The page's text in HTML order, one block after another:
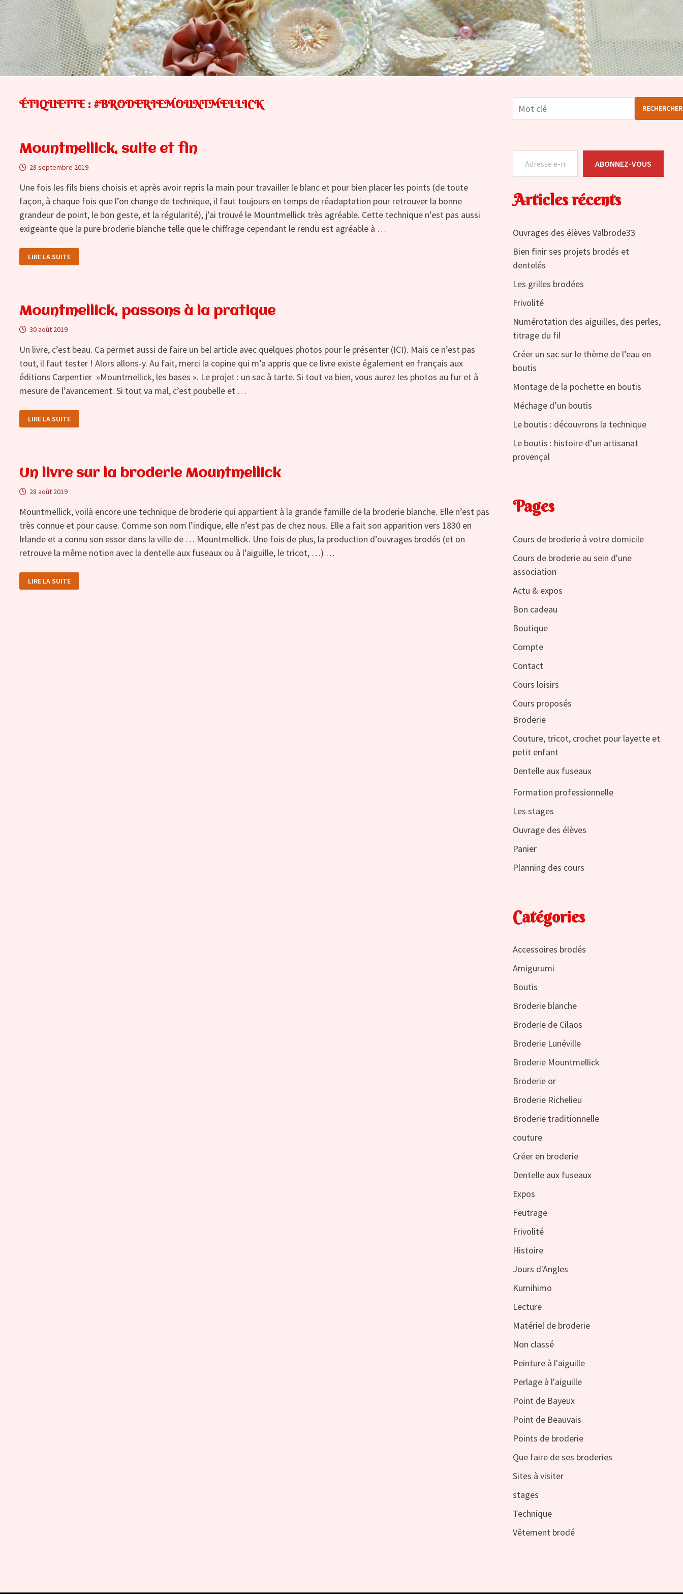
ÉTIQUETTE : #BRODERIEMOUNTMELLICK
Mountmellick, suite et fin
28 septembre 2019
Une fois les fils biens choisis et après avoir repris la main pour travailler le blanc et pour bien placer les points (de toute
façon, à chaque fois que l’on change de technique, il faut toujours en temps de réadaptation pour retrouver la bonne
grandeur de point, le bon geste, et la régularité), j’ai trouvé le Mountmellick très agréable. Cette technique n’est pas aussi
exigeante que la pure broderie blanche telle que le chiffrage cependant le rendu est agréable à …
MOUNTMELLICK,
SUITE
ET
LIRE LA SUITE
Mountmellick, passons à la pratique
30 août 2019
Un livre, c’est beau. Ca permet aussi de faire un bel article avec quelques photos pour le présenter (ICI). Mais ce n’est pas
tout, il faut tester ! Alors allons-y. Au fait, merci la copine qui m’a appris que ce livre existe également en français aux
éditions Carpentier »Mountmellick, les bases ». Le projet : un sac à tarte. Si tout va bien, vous aurez les photos au fur et à
mesure de l’avancement. Si tout va mal, c’est poubelle et …
MOUNTMELLICK,
PASSONS
À
LIRE LA SUITE
Un livre sur la broderie Mountmellick
28 août 2019
Mountmellick, voilà encore une technique de broderie qui appartient à la grande famille de la broderie blanche. Elle n’est pas
très connue et pour cause. Comme son nom l’indique, elle n’est pas de chez nous. Elle a fait son apparition vers 1830 en
Irlande et a connu son essor dans la ville de … Mountmellick. Une fois de plus, la production d’ouvrages brodés (et on
retrouve la même notion avec la dentelle aux fuseaux ou à l’aiguille, le tricot, …) …
LIVRE
SUR
LIRE LA SUITE
RECHERCHER
Adresse e-mail
ABONNEZ-VOUS
Articles récents
Ouvrages des élèves Valbrode33
Bien finir ses projets brodés et
dentelés
Les grilles brodées
Frivolité
Numérotation des aiguilles, des perles,
titrage du fil
Créer un sac sur le thème de l’eau en
boutis
Montage de la pochette en boutis
Méchage d’un boutis
Le boutis : découvrons la technique
Le boutis : histoire d’un artisanat
provençal
Pages
Cours de broderie à votre domicile
Cours de broderie au sein d'une
association
Actu & expos
Bon cadeau
Boutique
Compte
Contact
Cours loisirs
Cours proposés
Broderie
Couture, tricot, crochet pour layette et
petit enfant
Dentelle aux fuseaux
Formation professionnelle
Les stages
Ouvrage des élèves
Panier
Planning des cours
Catégories
Accessoires brodés
Amigurumi
Boutis
Broderie blanche
Broderie de Cilaos
Broderie Lunéville
Broderie Mountmellick
Broderie or
Broderie Richelieu
Broderie traditionnelle
couture
Créer en broderie
Dentelle aux fuseaux
Expos
Feutrage
Frivolité
Histoire
Jours d'Angles
Kumihimo
Lecture
Matériel de broderie
Non classé
Peinture à l'aiguille
Perlage à l'aiguille
Point de Bayeux
Point de Beauvais
Points de broderie
Que faire de ses broderies
Sites à visiter
stages
Technique
Vêtement brodé